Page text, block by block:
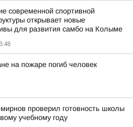
современной спортивной
открывает новые
для развития самбо на Колыме
на пожаре погиб человек
проверил готовность школы
учебному году